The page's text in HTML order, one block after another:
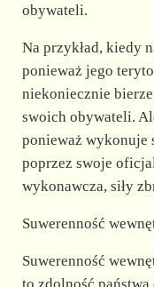
obywateli.
Na przykład, kiedy
ponieważ jego
niekoniecznie
swoich obywateli.
ponieważ wykonuje
poprzez swoje
wykonawcza, siły
Suwerenność
Suwerenność
to zdolność państwa